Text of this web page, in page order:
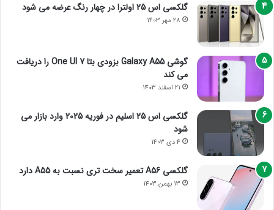
گلکسی اس 25 اولترا در چهار رنگ عرضه می شود
28 مهر 1403
گوشی Galaxy A55 بزودی بتا One UI 7 را دریافت
می کند
21 اسفند 1403
گلکسی اس 25 اسلیم در فوریه 2025 وارد بازار می
شود
4 دی 1403
گلکسی A56 تعمیر سخت تری نسبت به A55 دارد
13 بهمن 1403